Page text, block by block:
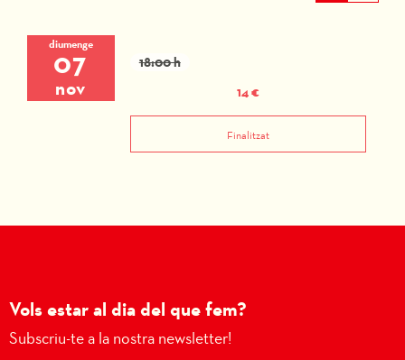
diumenge
07
nov
18:00 h
14 €
Finalitzat
Vols estar al dia del que fem?
Subscriu-te a la nostra newsletter!